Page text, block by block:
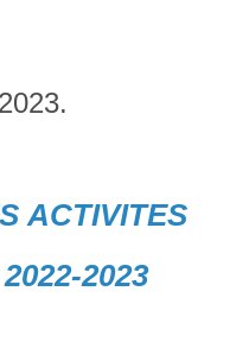
ACTIVITES
2023